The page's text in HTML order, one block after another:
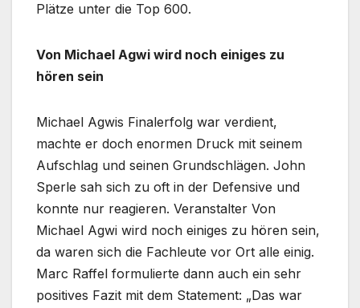
Plätze unter die Top 600.
Von Michael Agwi wird noch einiges zu
hören sein
Michael Agwis Finalerfolg war verdient,
machte er doch enormen Druck mit seinem
Aufschlag und seinen Grundschlägen. John
Sperle sah sich zu oft in der Defensive und
konnte nur reagieren. Veranstalter Von
Michael Agwi wird noch einiges zu hören sein,
da waren sich die Fachleute vor Ort alle einig.
Marc Raffel formulierte dann auch ein sehr
positives Fazit mit dem Statement: „Das war